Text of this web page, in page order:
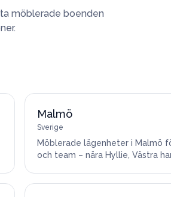
möblerade boenden
Malmö
Sverige
Möblerade lägenheter i Malmö
och team – nära Hyllie, Västra